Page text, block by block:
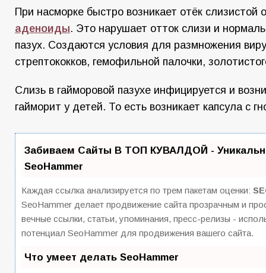
При насморке быстро возникает отёк слизистой
аденоиды. Это нарушает отток слизи и
пазух. Создаются условия для размножения
стрептококков, гемофильной палочки,
Слизь в гайморовой пазухе инфицируется и
гайморит у детей. То есть возникает капсула с
Забиваем Сайты В ТОП КУВАЛДОЙ -
SeoHammer
Каждая ссылка анализируется по трем пакетам оценки:
SeoHammer делает продвижение сайта прозрачным и
вечные ссылки, статьи, упоминания, пресс-релизы -
потенциал SeoHammer для продвижения вашего сайта.
Что умеет делать SeoHammer